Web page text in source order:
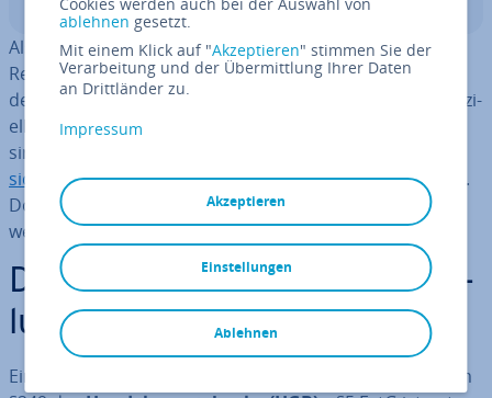
In­halts­ver­zeich­nis
Als ge­wis­sen­haf­ter Un­ter­neh­mer versucht man, bei
Rechts­ge­schäf­ten, die erst künftig zu Ausgaben führen,
deren Höhe möglichst genau zu schätzen. Um ein fi­nan­zi­
el­les Polster für solche Ver­bind­lich­kei­ten zu schaffen,
sind Un­ter­neh­mer dazu an­ge­hal­ten, gemäß des
sichts­prin­zipszu handeln und Rück­stel­lun­gen zu bilden.
Doch was sind Rück­stel­lun­gen überhaupt und wie
werden sie im Rech­nungs­we­sen an­ge­wen­det?
De­fi­ni­ti­on: Was sind Rück­stel­
lun­gen?
Eine De­fi­ni­ti­on zum Thema Rück­stel­lun­gen finden Sie im
ablehnen gesetzt.
Mit einem Klick auf "Akzeptieren" stimmen Sie der
Verarbeitung und der Übermittlung Ihrer Daten
an Drittländer zu.
Impressum
Akzeptieren
Ablehnen
Einstellungen